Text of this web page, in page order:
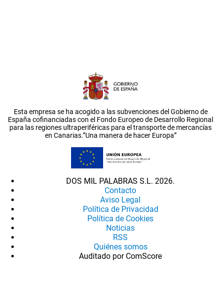
Esta empresa se ha acogido a las subvenciones del Gobierno de
España cofinanciadas con el Fondo Europeo de Desarrollo Regional
para las regiones ultraperiféricas para el transporte de mercancías
en Canarias.”Una manera de hacer Europa”
DOS MIL PALABRAS S.L. 2026.
Contacto
Aviso Legal
Política de Privacidad
Política de Cookies
Noticias
RSS
Quiénes somos
Auditado por ComScore